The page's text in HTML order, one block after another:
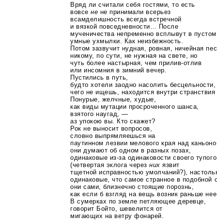
Вряд ли считали себя гостями, то есть
вовсене не принимали всерьез
всамделишность всегда встречной
и вязкой повседневности… После
мученичества непременно всплывут в
умные ухмылки. Как неизбежность.
Потом зазвучит нудная, ровная, ничейная
никому, по сути, не нужная на свете, но
чуть более настырная, чемприлив-отлив
или инсомния в зимний вечер.
Пустились в путь,
будто хотели заодно насолить
чего не ищешь, находится внутри
Понурые, желчные, худые,
как виды мутации просроченного шанса,
взятого наугад, —
аз упокою вы. Кто скажет?
Рок не выносит вопросов,
словно выпрямляешься на
паутинном лезвии мелового края над
они думают об одном в разных позах,
одинаковые из-за одинаковости своего
(четвертая эклога черезних язвит
тщетной исправностью умолчаний?),
одинаковые, что самое странное в подобной
они сами, близнечно стоящие порознь,
как если б взгляд на вещь возник раньше
В сумерках по земле петляющее деревце,
говорит Бойто, шевелится от
мигающих на ветру фонарей.